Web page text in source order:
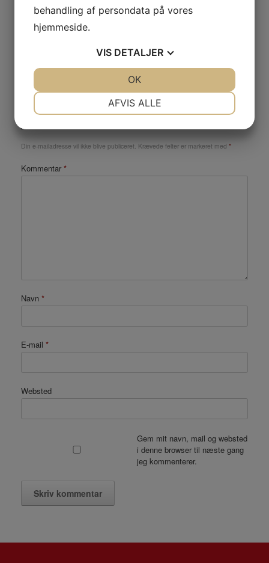
Foredrag ved ergoterapeut
Susanne Agger
U 9 drenge (2016) RLK
Din e-mailadresse vil ikke blive publiceret. Krævede felter er markeret med *
Kommentar *
Navn *
E-mail *
Websted
Gem mit navn, mail og websted
i denne browser til næste gang
jeg kommenterer.
behandling af persondata på vores
hjemmeside.
VIS DETALJER
AFVIS ALLE
OK